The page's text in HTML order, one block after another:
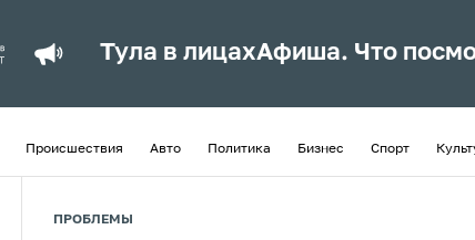
Тула в лицахАфиша. Что
Происшествия Авто Политика Бизнес Спорт
ПРОБЛЕМЫ